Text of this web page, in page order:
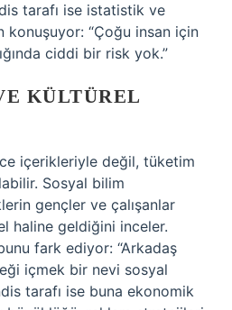
tarafı ise istatistik ve
konuşuyor: “Çoğu insan için
ciddi bir risk yok.”
KÜLTÜREL
içerikleriyle değil, tüketim
Sosyal bilim
gençler ve çalışanlar
haline geldiğini inceler.
fark ediyor: “Arkadaş
içmek bir nevi sosyal
tarafı ise buna ekonomik